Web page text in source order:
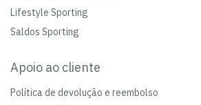
Lifestyle Sporting
Saldos Sporting
Apoio ao cliente
Política de devolução e reembolso